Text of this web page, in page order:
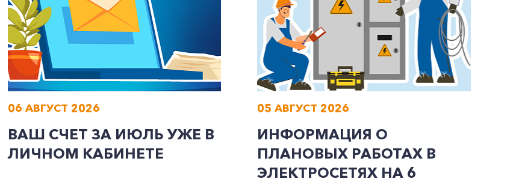
06 АВГУСТ 2026
ВАШ СЧЕТ ЗА ИЮЛЬ УЖЕ В
ЛИЧНОМ КАБИНЕТЕ
05 АВГУСТ 2026
ИНФОРМАЦИЯ О
ПЛАНОВЫХ РАБОТАХ В
ЭЛЕКТРОСЕТЯХ НА 6